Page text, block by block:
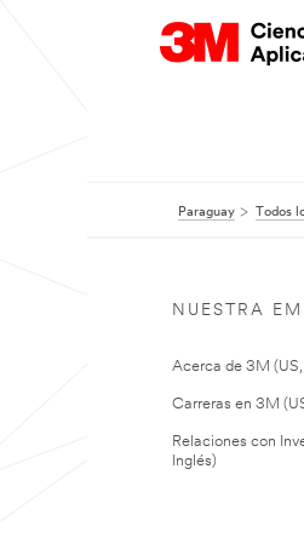
Paraguay Todos
NUESTRA
Acerca de 3M (US,
Carreras en 3M
Relaciones con
Inglés)